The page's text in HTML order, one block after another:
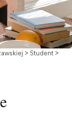
> Student>